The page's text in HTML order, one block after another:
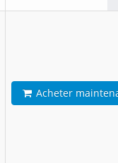
Acheter